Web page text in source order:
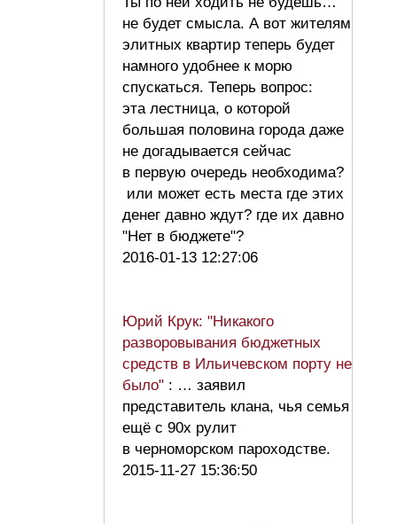
не будет смысла. А вот жителям
элитных квартир теперь будет
намного удобнее к морю
спускаться. Теперь вопрос:
эта лестница, о которой
большая половина города даже
не догадывается сейчас
в первую очередь необходима?
или может есть места где этих
денег давно ждут? где их давно
"Нет в бюджете"?
2016-01-13 12:27:06
Юрий Крук: "Никакого
разворовывания бюджетных
средств в Ильичевском порту не
было" : … заявил
представитель клана, чья семья
ещё с 90х рулит
в черноморском пароходстве.
2015-11-27 15:36:50